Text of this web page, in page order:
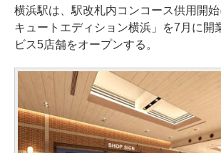
横浜駅は、駅改札内コンコース供用開
キュートエディション横浜」を7月に開
ビス5店舗をオープンする。